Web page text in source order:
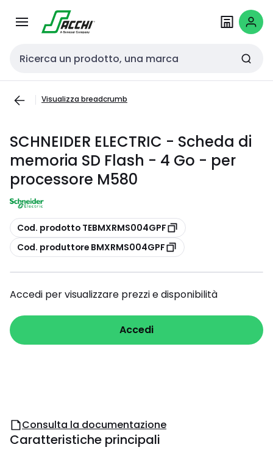
navigazionecontenuto
Cerca input
Visualizza breadcrumb
SCHNEIDER ELECTRIC - Scheda di
memoria SD Flash - 4 Go - per
processore M580
copia
Cod. prodotto TEBMXRMS004GPF
copia
Cod. produttore BMXRMS004GPF
Accedi per visualizzare prezzi e disponibilità
Accedi
Consulta la documentazione
Caratteristiche principali